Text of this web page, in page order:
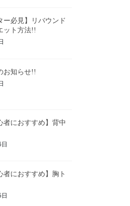
ー必見】リバウンド
ット方法!!
お知らせ!!
者におすすめ】背中
者におすすめ】胸ト